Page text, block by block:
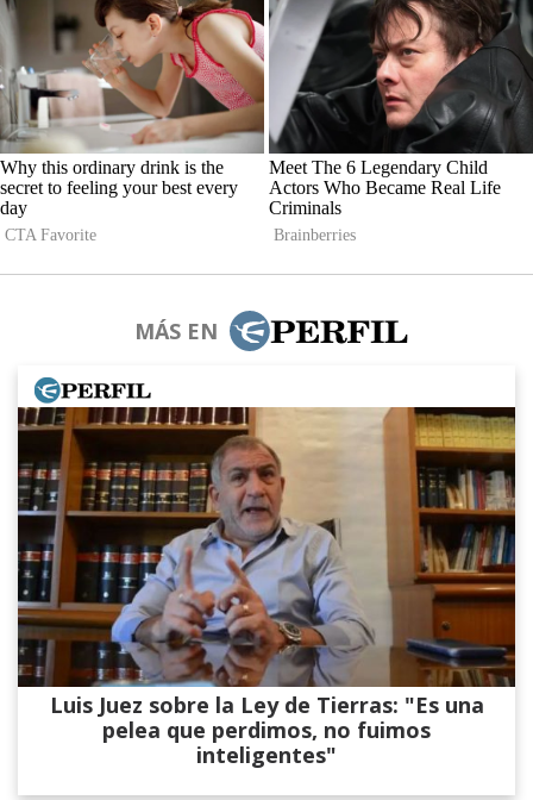
MÁS EN
Luis Juez sobre la Ley de Tierras: "Es una
pelea que perdimos, no fuimos
inteligentes"